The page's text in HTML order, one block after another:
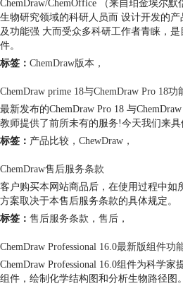
ChemDraw/ChemOffice （来自珀金埃尔默
生物研究领域的科研人员而 设计开发的
及功能强 大而受众多科研工作者青睐，
件。
标签： ChemDraw版本 ，
ChemDraw prime 18与ChemDraw Pro 18功
最新发布的ChemDraw Pro 18 与
教师提供了前所未有的服务!今天我们来具
标签： 产品比较 ， ChewDraw ，
ChemDraw售后服务条款
客户购买本网站商品后，在使用过程中如
方案取决于本售后服务条款的具体规定。
标签： 售后服务条款 ， 售后 ，
ChemDraw Professional 16.0最新版组件功
ChemDraw Professional 16.0组件为科学
组件，绘制化学结构图和分析生物路径图。